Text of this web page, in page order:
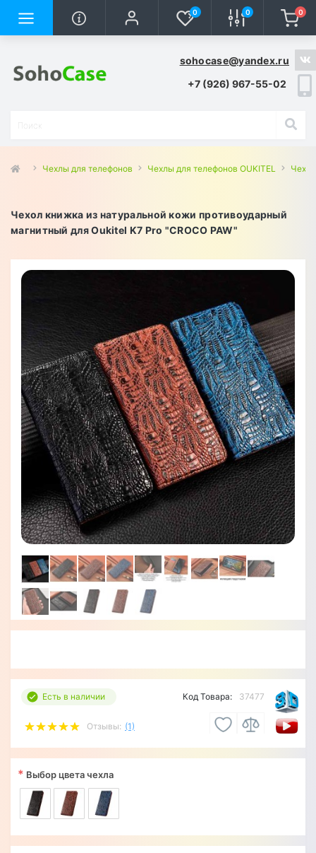
0 0 0
sohocase@yandex.ru
+7 (926) 967-55-02
Чехлы для телефонов Чехлы для телефонов OUKITEL
Чехол книжка из натуральной кожи противоударный
магнитный для Oukitel K7 Pro "CROCO PAW"
Есть в наличии
Отзывы: (1)
Код Товара: 37477
* Выбор цвета чехла